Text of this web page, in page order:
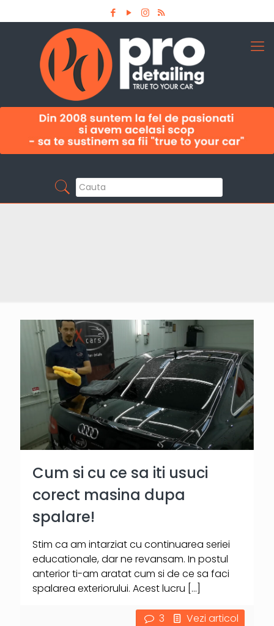
Cum si cu ce sa iti usuci
corect masina dupa
spalare!
Stim ca am intarziat cu continuarea seriei
educationale, dar ne revansam. In postul
anterior ti-am aratat cum si de ce sa faci
spalarea exteriorului. Acest lucru […]
3 Vezi articol
Aboneaza-te la newsletter
Pro Detailing
Sunt primul care afla noutatile din domeniu la